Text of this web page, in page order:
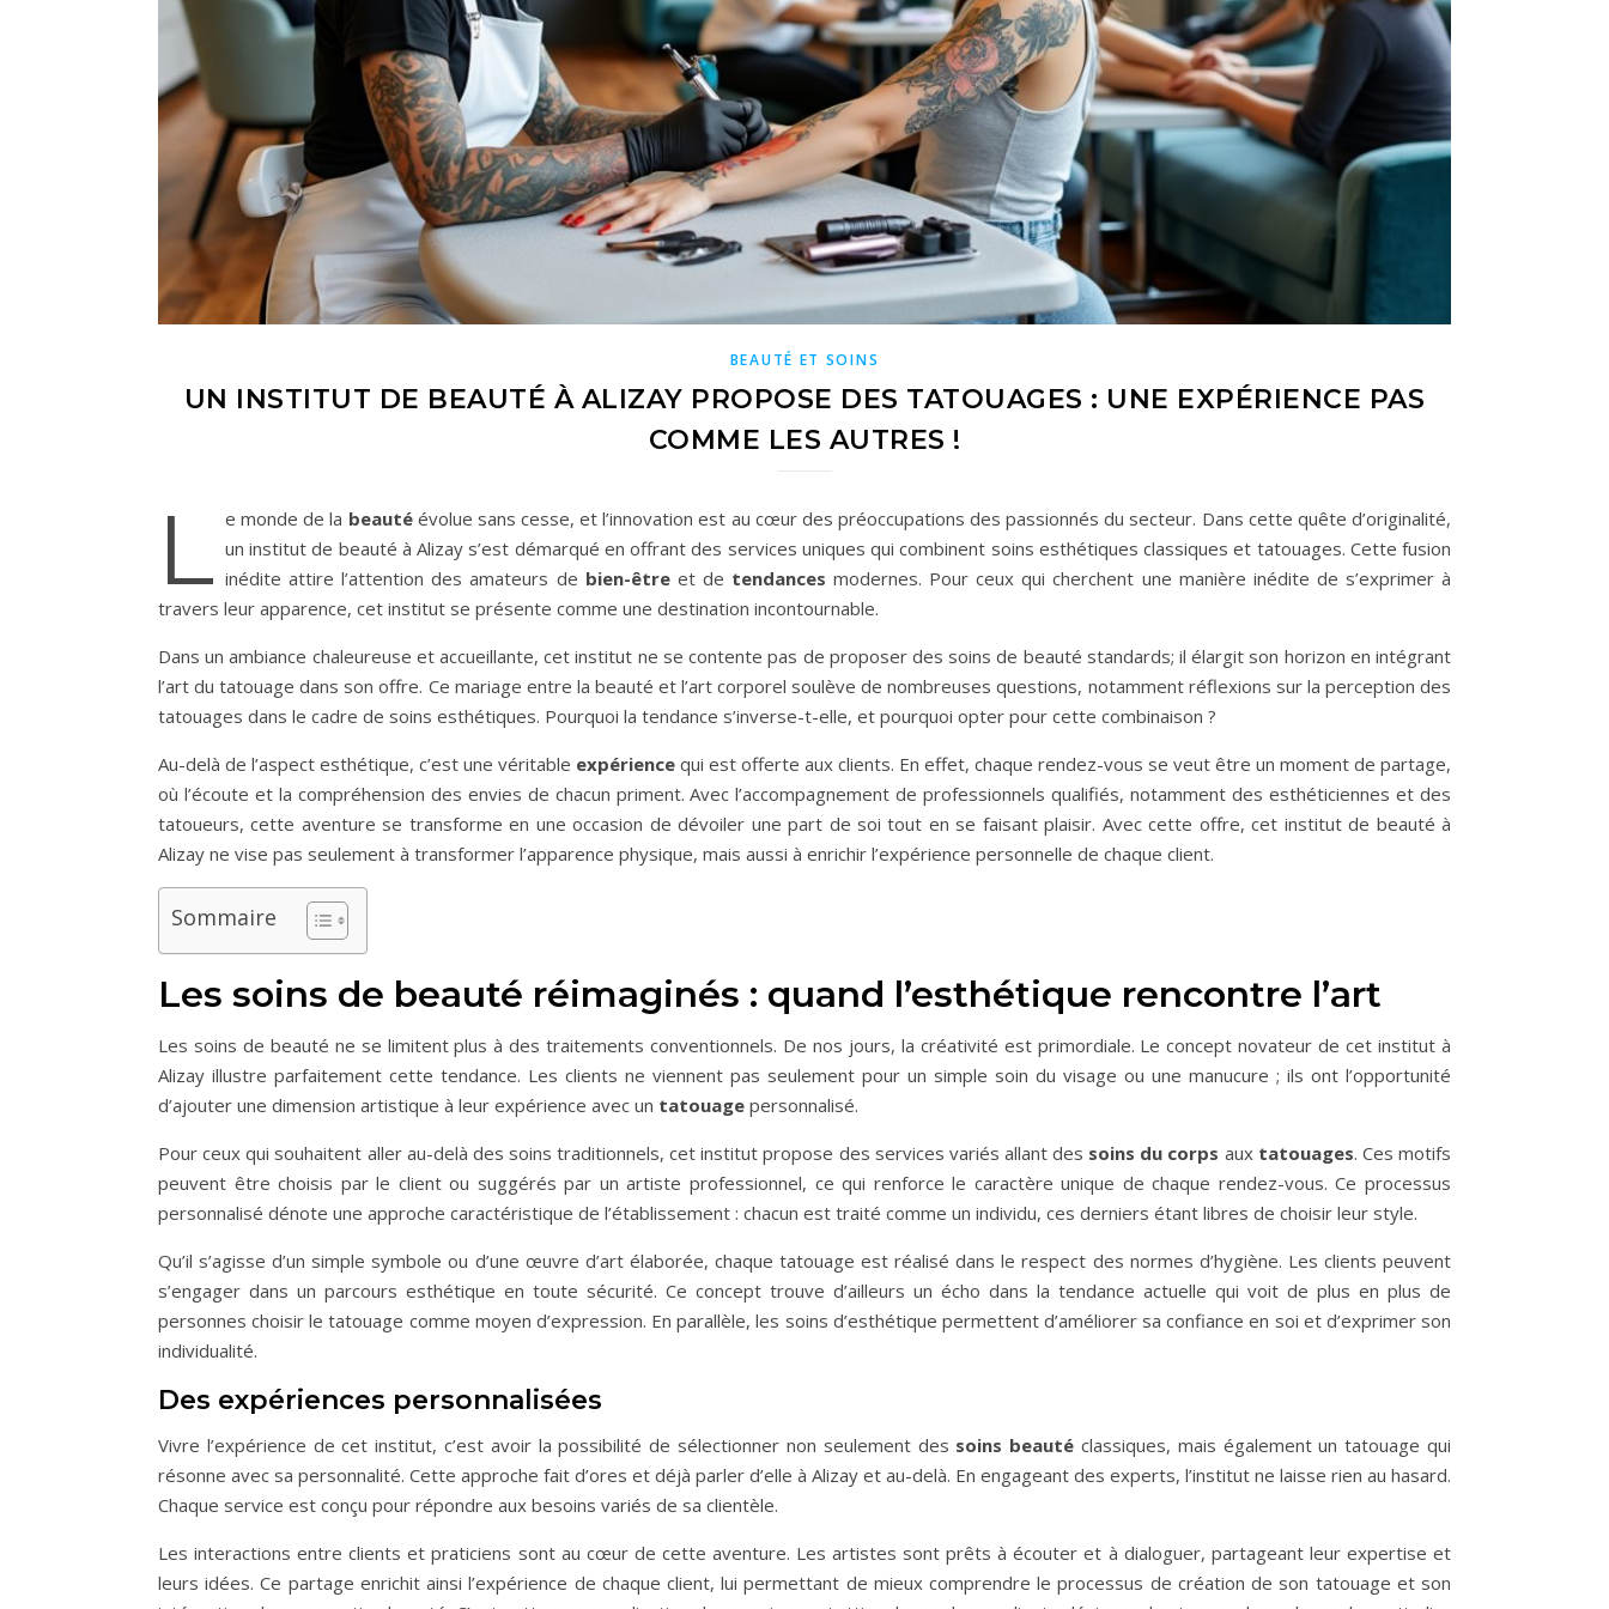
BEAUTÉ ET SOINS
UN INSTITUT DE BEAUTÉ À ALIZAY PROPOSE DES TATOUAGES : UNE EXPÉRIENCE PAS
COMME LES AUTRES !
L e monde de la beautéévolue sans cesse, et l’innovation est au cœur des préoccupations des passionnés du secteur. Dans cette quête d’originalité,
un institut de beauté à Alizay s’est démarqué en offrant des services uniques qui combinent soins esthétiques classiques et tatouages. Cette fusion
inédite attire l’attention des amateurs de bien-êtreet de tendances modernes. Pour ceux qui cherchent une manière inédite de s’exprimer à
travers leur apparence, cet institut se présente comme une destination incontournable.
Dans un ambiance chaleureuse et accueillante, cet institut ne se contente pas de proposer des soins de beauté standards; il élargit son horizon en intégrant
l’art du tatouage dans son offre. Ce mariage entre la beauté et l’art corporel soulève de nombreuses questions, notamment réflexions sur la perception des
tatouages dans le cadre de soins esthétiques. Pourquoi la tendance s’inverse-t-elle, et pourquoi opter pour cette combinaison ?
Au-delà de l’aspect esthétique, c’est une véritable expérience qui est offerte aux clients. En effet, chaque rendez-vous se veut être un moment de partage,
où l’écoute et la compréhension des envies de chacun priment. Avec l’accompagnement de professionnels qualifiés, notamment des esthéticiennes et des
tatoueurs, cette aventure se transforme en une occasion de dévoiler une part de soi tout en se faisant plaisir. Avec cette offre, cet institut de beauté à
Alizay ne vise pas seulement à transformer l’apparence physique, mais aussi à enrichir l’expérience personnelle de chaque client.
Sommaire
Les soins de beauté réimaginés : quand l’esthétique rencontre l’art
Les soins de beauté ne se limitent plus à des traitements conventionnels. De nos jours, la créativité est primordiale. Le concept novateur de cet institut à
Alizay illustre parfaitement cette tendance. Les clients ne viennent pas seulement pour un simple soin du visage ou une manucure ; ils ont l’opportunité
d’ajouter une dimension artistique à leur expérience avec un tatouage personnalisé.
Pour ceux qui souhaitent aller au-delà des soins traditionnels, cet institut propose des services variés allant des soins du corps aux tatouages. Ces motifs
peuvent être choisis par le client ou suggérés par un artiste professionnel, ce qui renforce le caractère unique de chaque rendez-vous. Ce processus
personnalisé dénote une approche caractéristique de l’établissement : chacun est traité comme un individu, ces derniers étant libres de choisir leur style.
Qu’il s’agisse d’un simple symbole ou d’une œuvre d’art élaborée, chaque tatouage est réalisé dans le respect des normes d’hygiène. Les clients peuvent
s’engager dans un parcours esthétique en toute sécurité. Ce concept trouve d’ailleurs un écho dans la tendance actuelle qui voit de plus en plus de
personnes choisir le tatouage comme moyen d’expression. En parallèle, les soins d’esthétique permettent d’améliorer sa confiance en soi et d’exprimer son
individualité.
Des expériences personnalisées
Vivre l’expérience de cet institut, c’est avoir la possibilité de sélectionner non seulement des soins beauté classiques, mais également un tatouage qui
résonne avec sa personnalité. Cette approche fait d’ores et déjà parler d’elle à Alizay et au-delà. En engageant des experts, l’institut ne laisse rien au hasard.
Chaque service est conçu pour répondre aux besoins variés de sa clientèle.
Les interactions entre clients et praticiens sont au cœur de cette aventure. Les artistes sont prêts à écouter et à dialoguer, partageant leur expertise et
leurs idées. Ce partage enrichit ainsi l’expérience de chaque client, lui permettant de mieux comprendre le processus de création de son tatouage et son